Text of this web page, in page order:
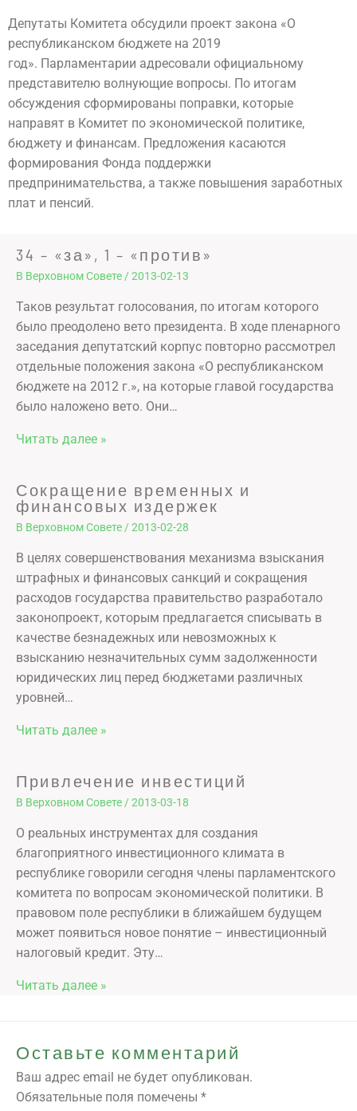
Депутаты Комитета обсудили проект закона «О
республиканском бюджете на 2019
год». Парламентарии адресовали официальному
представителю волнующие вопросы. По итогам
обсуждения сформированы поправки, которые
направят в Комитет по экономической политике,
бюджету и финансам. Предложения касаются
формирования Фонда поддержки
предпринимательства, а также повышения заработных
плат и пенсий.
34 – «за», 1 – «против»
В Верховном Совете /2013-02-13
Таков результат голосования, по итогам которого
было преодолено вето президента. В ходе пленарного
заседания депутатский корпус повторно рассмотрел
отдельные положения закона «О республиканском
бюджете на 2012 г.», на которые главой государства
было наложено вето. Они…
Читать далее »
Сокращение временных и
финансовых издержек
В Верховном Совете /2013-02-28
В целях совершенствования механизма взыскания
штрафных и финансовых санкций и сокращения
расходов государства правительство разработало
законопроект, которым предлагается списывать в
качестве безнадежных или невозможных к
взысканию незначительных сумм задолженности
юридических лиц перед бюджетами различных
уровней…
Читать далее »
Привлечение инвестиций
В Верховном Совете /2013-03-18
О реальных инструментах для создания
благоприятного инвестиционного климата в
республике говорили сегодня члены парламентского
комитета по вопросам экономической политики. В
правовом поле республики в ближайшем будущем
может появиться новое понятие – инвестиционный
налоговый кредит. Эту…
Читать далее »
Оставьте комментарий
Ваш адрес email не будет опубликован.
Обязательные поля помечены *